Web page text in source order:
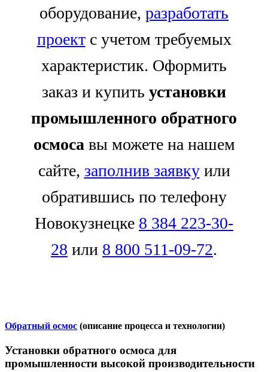
оборудование, разработать
проектс учетом требуемых
характеристик. Оформить
заказ и купить установки
промышленного обратного
осмоса вы можете на нашем
сайте, заполнив заявкуили
обратившись по телефону
Новокузнецке 8 384 223-30-
28 или 8 800 511-09-72.
Обратный осмос (описание процесса и технологии)
Установки обратного осмоса для
промышленности высокой производительности